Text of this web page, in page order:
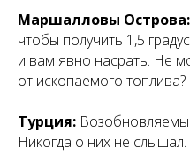
Маршалловы Острова:
чтобы получить 1,5
и вам явно насрать. Не
от ископаемого топлива?
Турция:
Никогда о них не слышал.